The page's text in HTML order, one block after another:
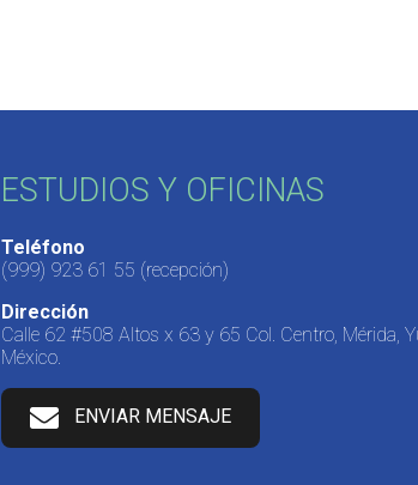
ESTUDIOS Y OFICINAS
Teléfono
(999) 923 61 55 (recepción)
Dirección
Calle 62 #508 Altos x 63 y 65 Col. Centro, Mérida,
México.
ENVIAR MENSAJE